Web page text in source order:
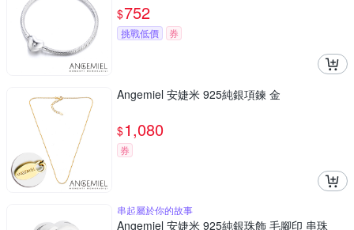
$752
挑戰低價 券
Angemiel 安婕米 925純銀項鍊 金
$1,080
券
串起屬於你的故事
Angemiel 安婕米 925純銀珠飾 毛腳印 串珠